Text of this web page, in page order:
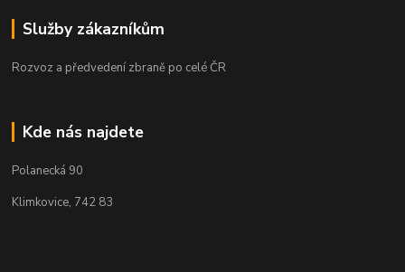
Služby zákazníkům
Rozvoz a předvedení zbraně po celé ČR
Kde nás najdete
Polanecká 90
Klimkovice, 742 83